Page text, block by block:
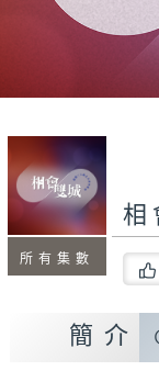
所有集數
相
簡介